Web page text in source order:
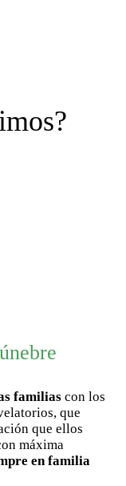
familias con los
que
que ellos
máxima
en familia